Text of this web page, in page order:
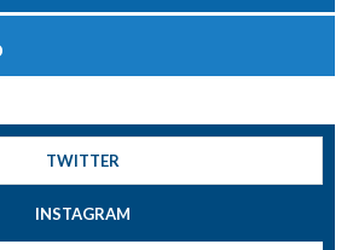
TWITTER
INSTAGRAM